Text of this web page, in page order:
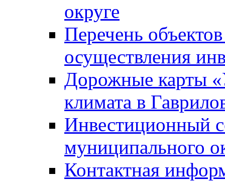
округе
Перечень
осуществления
Дорожные карты
климата в
Инвестиционный
муниципального
Контактная